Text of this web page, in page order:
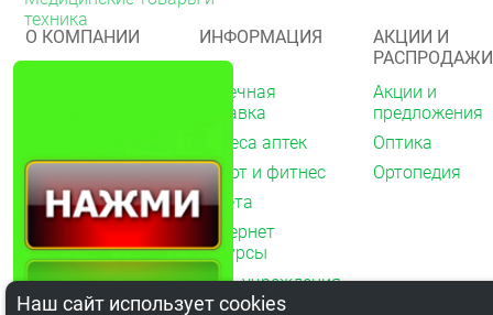
техника
О КОМПАНИИ
Новости
Вакансии
Контакты
ИНФОРМАЦИЯ
Аптечная
справка
Адреса аптек
Спорт и фитнес
Газета
Интернет
ресурсы
Мед. учреждения
АКЦИИ И
РАСПРОДАЖИ
Акции и
предложения
Оптика
Ортопедия
Наш сайт использует cookies